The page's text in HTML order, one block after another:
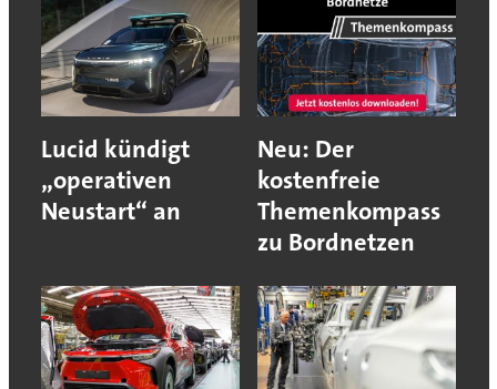
Lucid kündigt
„operativen
Neustart“ an
Neu: Der
kostenfreie
Themenkompass
zu Bordnetzen